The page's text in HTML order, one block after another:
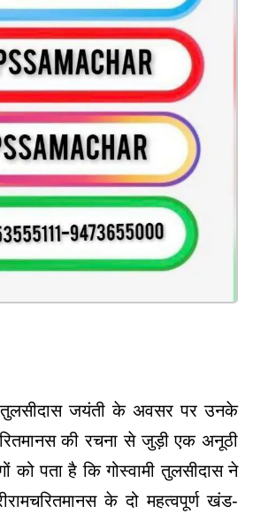
तुलसीदास जयंती के अवसर पर उनके
की रचना से जुड़ी एक अनूठी
को पता है कि गोस्वामी तुलसीदास ने
के दो महत्वपूर्ण खंड-